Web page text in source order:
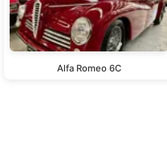
Alfa Romeo 6C